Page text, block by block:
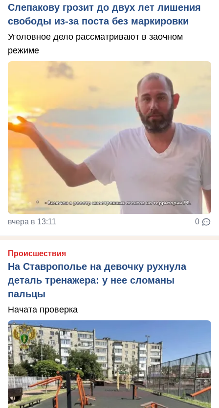
Слепакову грозит до двух лет лишения
свободы из-за поста без маркировки
Уголовное дело рассматривают в заочном
режиме
вчера в 13:11 0
Происшествия
На Ставрополье на девочку рухнула
деталь тренажера: у нее сломаны
пальцы
Начата проверка